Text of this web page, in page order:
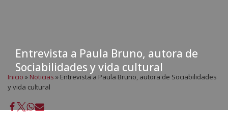
Entrevista a Paula Bruno, autora de
Sociabilidades y vida cultural
Inicio » Noticias » Entrevista a Paula Bruno, autora de Sociabilidades
y vida cultural